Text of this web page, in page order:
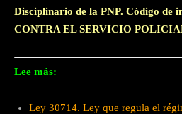
Disciplinario de la PNP. Código de
CONTRA EL SERVICIO
Lee más:
Ley 30714. Ley que regula el